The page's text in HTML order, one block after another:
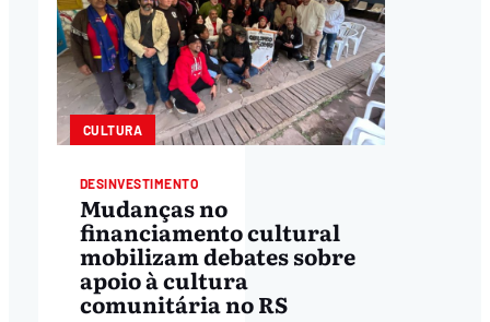
CULTURA
DESINVESTIMENTO
Mudanças no
financiamento cultural
mobilizam debates sobre
apoio à cultura
comunitária no RS